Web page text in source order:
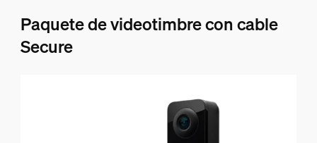
Paquete de videotimbre con cable
Secure